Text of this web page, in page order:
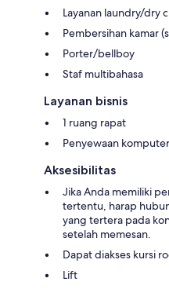
Layanan laundry/dry
Pembersihan kamar
Porter/bellboy
Staf multibahasa
Layanan bisnis
1 ruang rapat
Penyewaan komputer
Aksesibilitas
Jika Anda memiliki
tertentu, harap
yang tertera pada
setelah memesan.
Dapat diakses kursi
Lift